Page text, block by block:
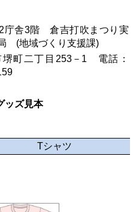
庁舎3階 倉吉打吹まつり実
(地域づくり支援課)
町二丁目253－1 電話：
ッズ見本
Tシャツ